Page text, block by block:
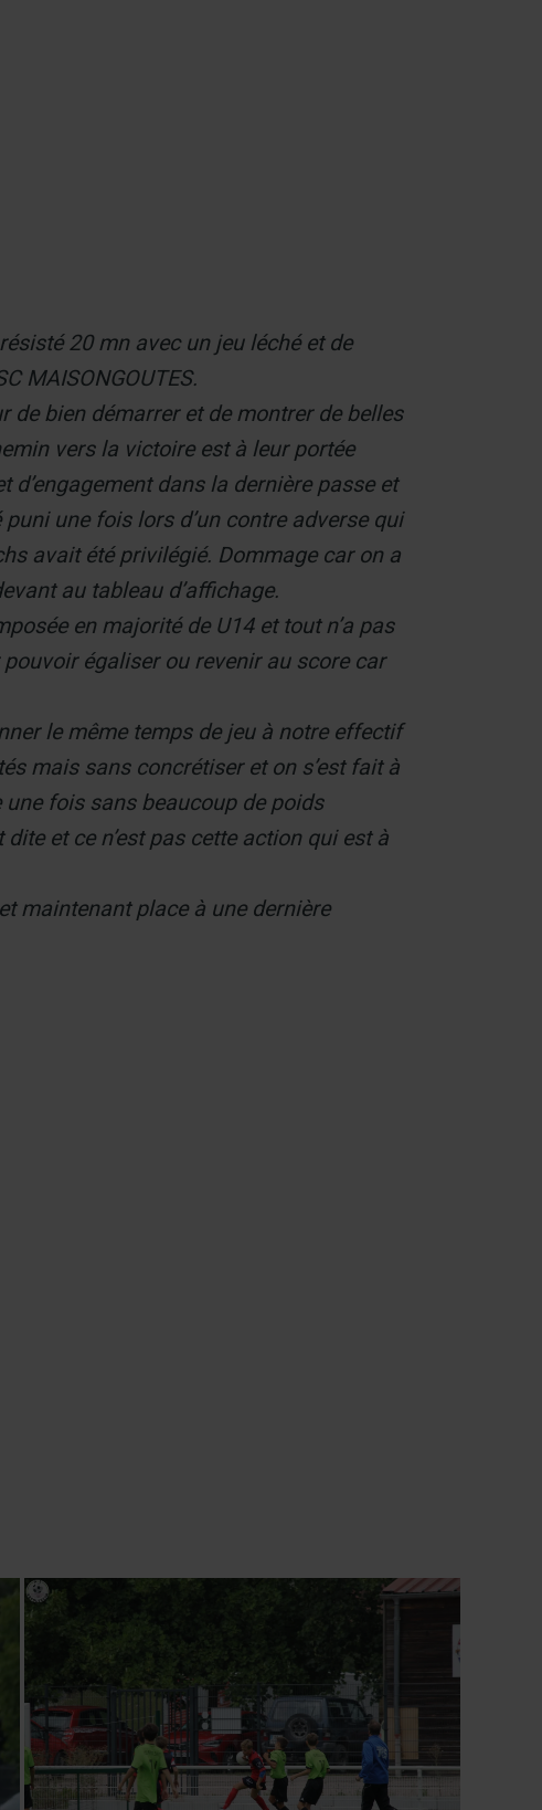
20 mn avec un jeu léché et de
MAISONGOUTES.
de bien démarrer et de montrer de belles
vers la victoire est à leur portée
dans la dernière passe et
une fois lors d’un contre adverse qui
avait été privilégié. Dommage car on a
au tableau d’affichage.
en majorité de U14 et tout n’a pas
égaliser ou revenir au score car
le même temps de jeu à notre effectif
mais sans concrétiser et on s’est fait à
fois sans beaucoup de poids
et ce n’est pas cette action qui est à
maintenant place à une dernière